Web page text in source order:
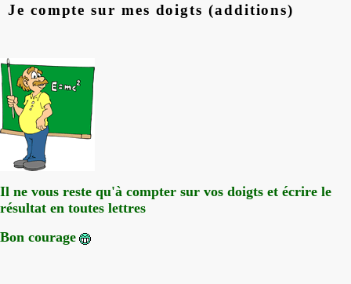
Je compte sur mes doigts (additions)
Il ne vous reste qu'à compter sur vos doigts et écrire le
résultat en toutes lettres
Bon courage